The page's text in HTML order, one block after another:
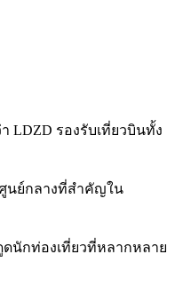
LDZD รองรับเที่ยวบินทั้ง
นย์กลางที่สำคัญใน
นักท่องเที่ยวที่หลากหลาย